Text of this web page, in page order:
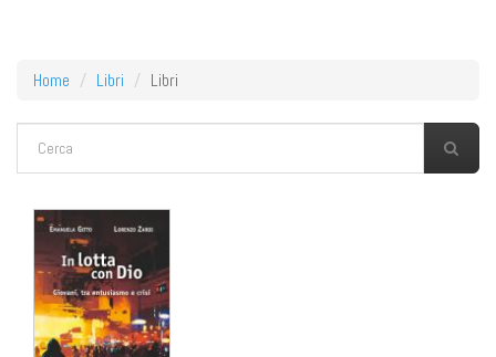
Home Libri Libri
FORM DI RICERCA